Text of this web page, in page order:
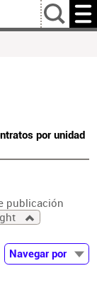
…
por unidad
publicación
Navegar por